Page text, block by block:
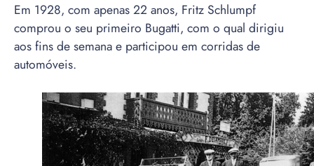
Em 1928, com apenas 22 anos, Fritz Schlumpf
comprou o seu primeiro Bugatti, com o qual dirigiu
aos fins de semana e participou em corridas de
automóveis.